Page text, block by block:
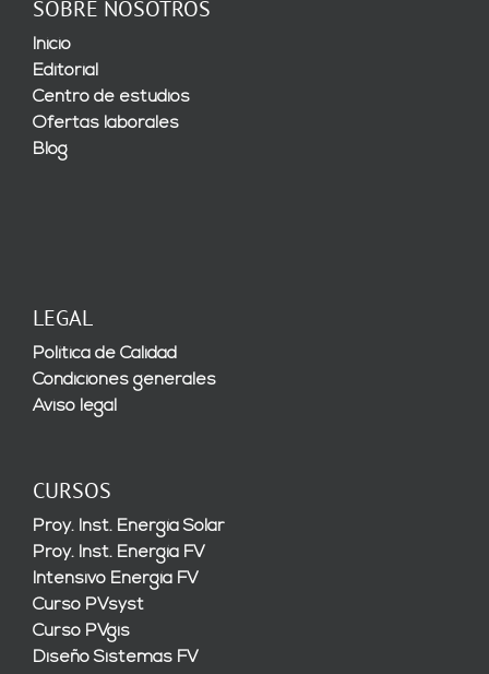
SOBRE NOSOTROS
Inicio
Editorial
Centro de estudios
Ofertas laborales
Blog
LEGAL
Política de Calidad
Condiciones generales
Aviso legal
CURSOS
Proy. Inst. Energía Solar
Proy. Inst. Energía FV
Intensivo Energía FV
Curso PVsyst
Curso PVgis
Diseño Sistemas FV